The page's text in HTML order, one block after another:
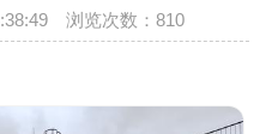
浏览次数：810